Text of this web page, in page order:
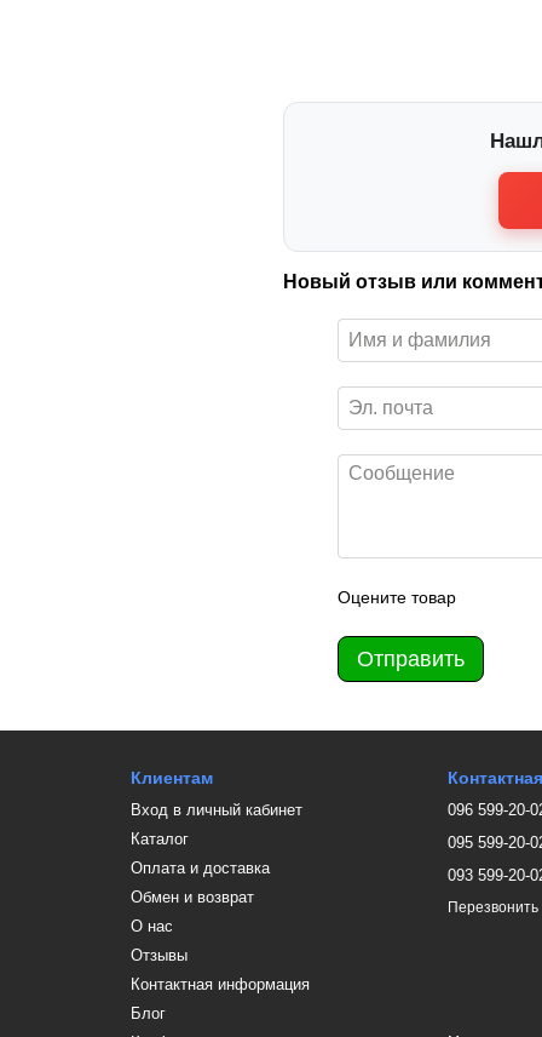
Новый отзыв или
Оцените товар
Отправить
Клиентам
Вход в личный кабинет
Каталог
Оплата и доставка
Обмен и возврат
О нас
Отзывы
Контактная информация
Блог
096 599-20-
095 599-20-
093 599-20-